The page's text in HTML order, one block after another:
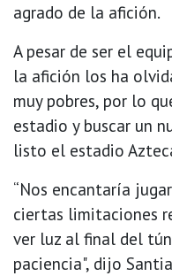
agrado de la afición.
A pesar de ser el
la afición los ha
muy pobres, por lo
estadio y buscar un
listo el estadio
“Nos encantaría
ciertas limitaciones
ver luz al final del
paciencia", dijo